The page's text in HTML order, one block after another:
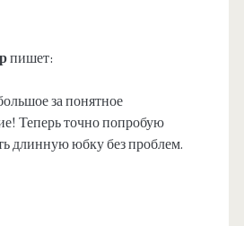
пишет:
за понятное
Теперь точно попробую
длинную юбку без проблем.